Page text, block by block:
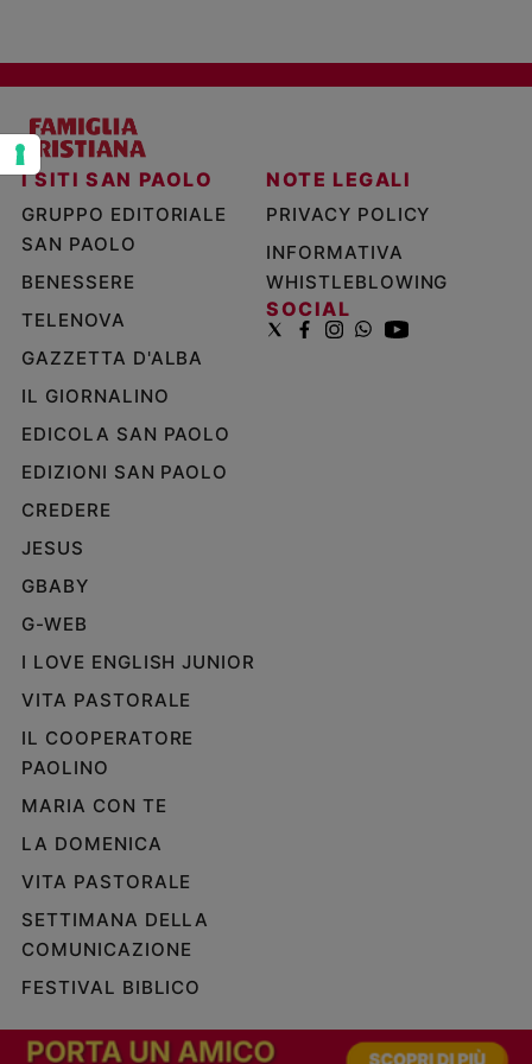
Chi
siamo
Contatti
Pubblicità
Redazione
Social
I SITI SAN PAOLO
GRUPPO EDITORIALE
SAN PAOLO
BENESSERE
TELENOVA
GAZZETTA D'ALBA
IL GIORNALINO
EDICOLA SAN PAOLO
EDIZIONI SAN PAOLO
CREDERE
JESUS
GBABY
G-WEB
I LOVE ENGLISH JUNIOR
VITA PASTORALE
IL COOPERATORE
PAOLINO
MARIA CON TE
LA DOMENICA
VITA PASTORALE
SETTIMANA DELLA
COMUNICAZIONE
FESTIVAL BIBLICO
NOTE LEGALI
PRIVACY POLICY
INFORMATIVA
WHISTLEBLOWING
SOCIAL